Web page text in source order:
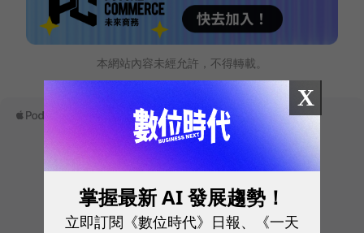
本網站內容未經允許，不得轉載。
X
掌握最新 AI 發展趨勢！
立即訂閱《數位時代》日報、《一天